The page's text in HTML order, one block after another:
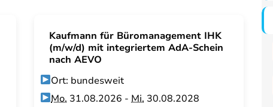
Kaufmann für Büromanagement IHK
(m/w/d) mit integriertem AdA-Schein
nach AEVO
Ort: bundesweit
Mo. 31.08.2026 -Mi. 30.08.2028